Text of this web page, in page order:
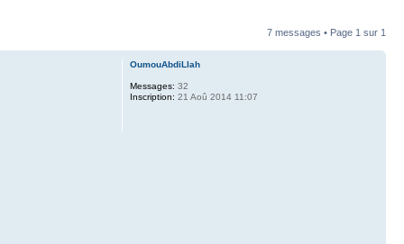
7 messages • Page 1 sur 1
OumouAbdiLlah
Messages: 32
Inscription: 21 Aoû 2014 11:07